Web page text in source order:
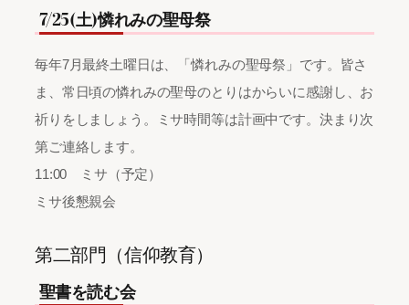
7/25(土)憐れみの聖母祭
毎年7月最終土曜日は、「憐れみの聖母祭」です。皆さ
ま、常日頃の憐れみの聖母のとりはからいに感謝し、お
祈りをしましょう。ミサ時間等は計画中です。決まり次
第ご連絡します。
11:00 ミサ（予定）
ミサ後懇親会
第二部門（信仰教育）
聖書を読む会